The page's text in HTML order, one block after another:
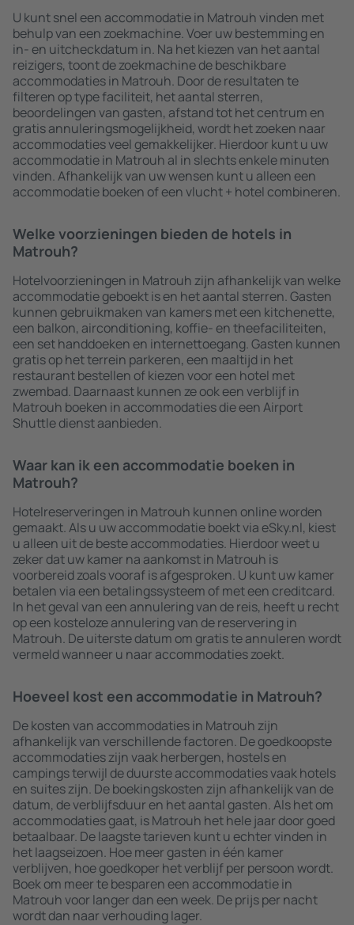
U kunt snel een accommodatie in Matrouh vinden met
behulp van een zoekmachine. Voer uw bestemming en
in- en uitcheckdatum in. Na het kiezen van het aantal
reizigers, toont de zoekmachine de beschikbare
accommodaties in Matrouh. Door de resultaten te
filteren op type faciliteit, het aantal sterren,
beoordelingen van gasten, afstand tot het centrum en
gratis annuleringsmogelijkheid, wordt het zoeken naar
accommodaties veel gemakkelijker. Hierdoor kunt u uw
accommodatie in Matrouh al in slechts enkele minuten
vinden. Afhankelijk van uw wensen kunt u alleen een
accommodatie boeken of een vlucht + hotel combineren.
Welke voorzieningen bieden de hotels in
Matrouh?
Hotelvoorzieningen in Matrouh zijn afhankelijk van welke
accommodatie geboekt is en het aantal sterren. Gasten
kunnen gebruikmaken van kamers met een kitchenette,
een balkon, airconditioning, koffie- en theefaciliteiten,
een set handdoeken en internettoegang. Gasten kunnen
gratis op het terrein parkeren, een maaltijd in het
restaurant bestellen of kiezen voor een hotel met
zwembad. Daarnaast kunnen ze ook een verblijf in
Matrouh boeken in accommodaties die een Airport
Shuttle dienst aanbieden.
Waar kan ik een accommodatie boeken in
Matrouh?
Hotelreserveringen in Matrouh kunnen online worden
gemaakt. Als u uw accommodatie boekt via eSky.nl, kiest
u alleen uit de beste accommodaties. Hierdoor weet u
zeker dat uw kamer na aankomst in Matrouh is
voorbereid zoals vooraf is afgesproken. U kunt uw kamer
betalen via een betalingssysteem of met een creditcard.
In het geval van een annulering van de reis, heeft u recht
op een kosteloze annulering van de reservering in
Matrouh. De uiterste datum om gratis te annuleren wordt
vermeld wanneer u naar accommodaties zoekt.
Hoeveel kost een accommodatie in Matrouh?
De kosten van accommodaties in Matrouh zijn
afhankelijk van verschillende factoren. De goedkoopste
accommodaties zijn vaak herbergen, hostels en
campings terwijl de duurste accommodaties vaak hotels
en suites zijn. De boekingskosten zijn afhankelijk van de
datum, de verblijfsduur en het aantal gasten. Als het om
accommodaties gaat, is Matrouh het hele jaar door goed
betaalbaar. De laagste tarieven kunt u echter vinden in
het laagseizoen. Hoe meer gasten in één kamer
verblijven, hoe goedkoper het verblijf per persoon wordt.
Boek om meer te besparen een accommodatie in
Matrouh voor langer dan een week. De prijs per nacht
wordt dan naar verhouding lager.